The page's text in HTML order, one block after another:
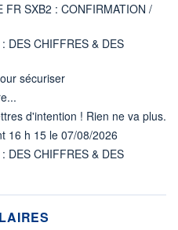
FR SXB2 : CONFIRMATION /
DES CHIFFRES & DES
sécuriser
d'intention ! Rien ne va plus.
16 h 15 le 07/08/2026
DES CHIFFRES & DES